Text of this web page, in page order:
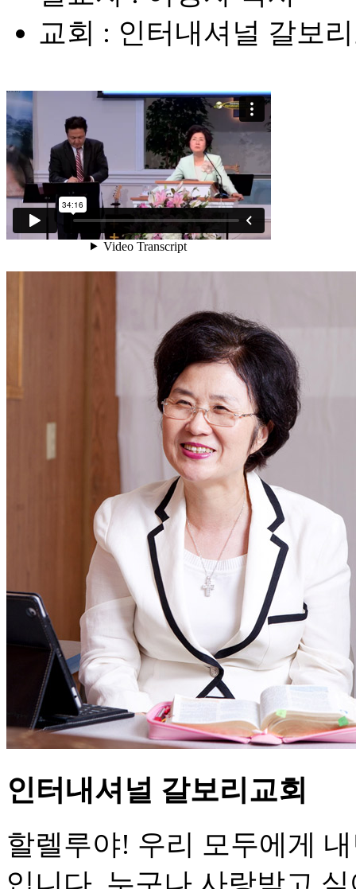
교회 : 인터내셔널 갈보
인터내셔널 갈보리교회
할렐루야! 우리 모두에게